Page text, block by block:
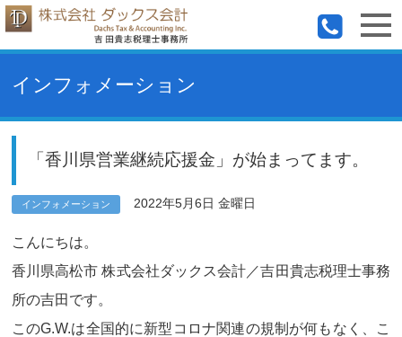
インフォメーション
「香川県営業継続応援金」が始まってます。
インフォメーション 2022年5月6日 金曜日
こんにちは。
香川県高松市 株式会社ダックス会計／吉田貴志税理士事務
所の吉田です。
このG.W.は全国的に新型コロナ関連の規制が何もなく、こ